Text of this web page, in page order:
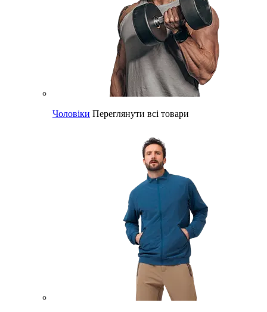
Чоловіки Переглянути всі товари